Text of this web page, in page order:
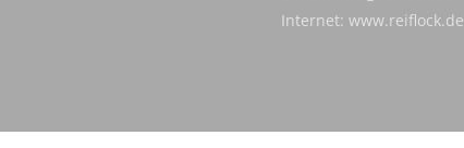
Internet: www.reiflock.de